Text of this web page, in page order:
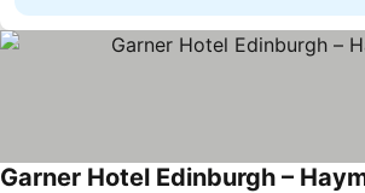
Garner Hotel Edinburgh –